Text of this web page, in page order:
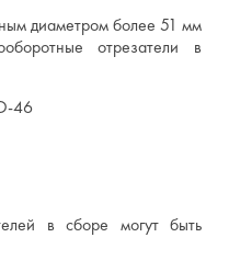
диаметром более 51 мм
отрезатели в
46
в сборе могут быть